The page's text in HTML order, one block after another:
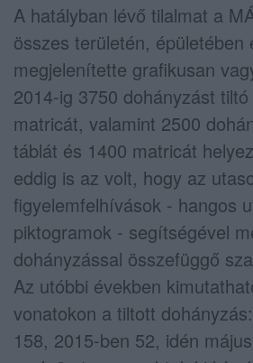
A hatályban lévő tilalmat a
összes területén, épületében
megjelenítette grafikusan
2014-ig 3750 dohányzást
matricát, valamint 2500
táblát és 1400 matricát
eddig is az volt, hogy az
figyelemfelhívások - hangos
piktogramok - segítségével
dohányzással összefüggő
Az utóbbi években
vonatokon a tiltott
158, 2015-ben 52, idén